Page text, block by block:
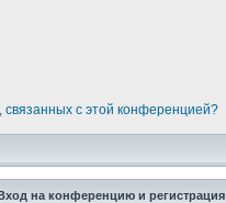
связанных с этой конференцией?
на конференцию и регистрация